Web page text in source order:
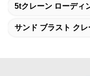
5tクレーン ローディ
サンド ブラスト ク